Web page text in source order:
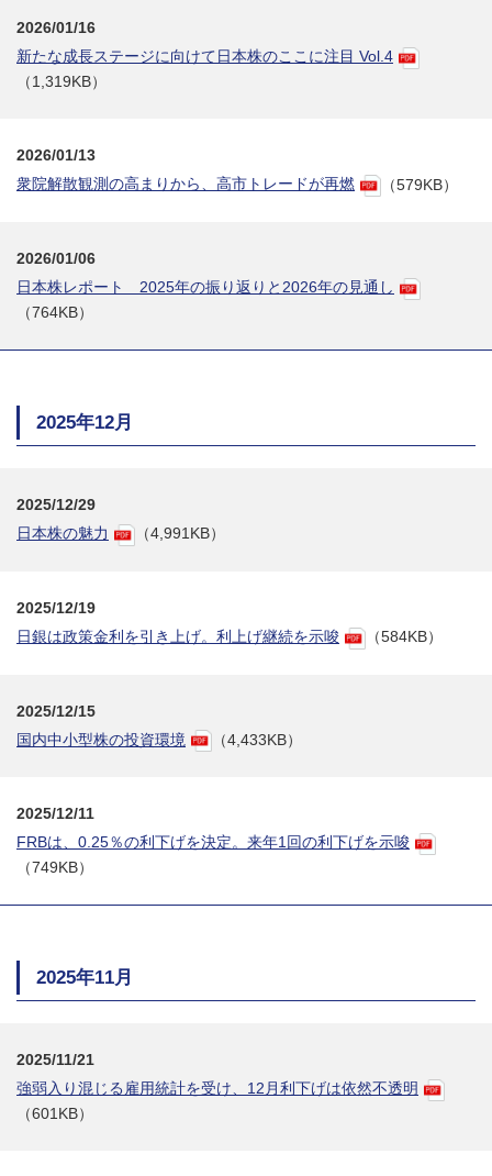
2026/01/16
新たな成長ステージに向けて日本株のここに注目 Vol.4
（1,319KB）
2026/01/13
衆院解散観測の高まりから、高市トレードが再燃
（579KB）
2026/01/06
日本株レポート 2025年の振り返りと2026年の見通し
（764KB）
2025年12月
2025/12/29
日本株の魅力
（4,991KB）
2025/12/19
日銀は政策金利を引き上げ。利上げ継続を示唆
（584KB）
2025/12/15
国内中小型株の投資環境
（4,433KB）
2025/12/11
FRBは、0.25％の利下げを決定。来年1回の利下げを示唆
（749KB）
2025年11月
2025/11/21
強弱入り混じる雇用統計を受け、12月利下げは依然不透明
（601KB）